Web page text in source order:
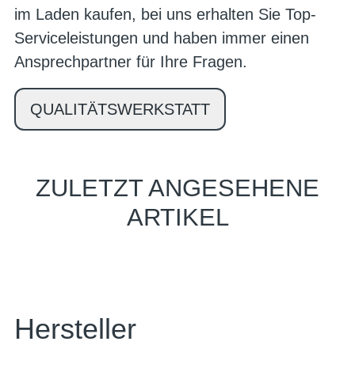
im Laden kaufen, bei uns erhalten Sie Top-
Serviceleistungen und haben immer einen
Ansprechpartner für Ihre Fragen.
QUALITÄTSWERKSTATT
ZULETZT ANGESEHENE
ARTIKEL
Hersteller